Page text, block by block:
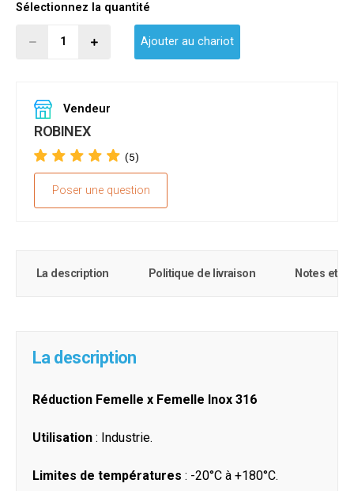
Sélectionnez la quantité
Ajouter au chariot
Vendeur
ROBINEX
(5)
Poser une question
La description Politique de livraison Notes et
La description
Réduction Femelle x Femelle Inox 316
Utilisation : Industrie.
Limites de températures : -20°C à +180°C.